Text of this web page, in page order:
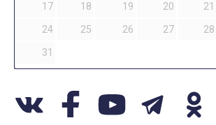
17
18 19 20 21
24
25 26 27 28
31